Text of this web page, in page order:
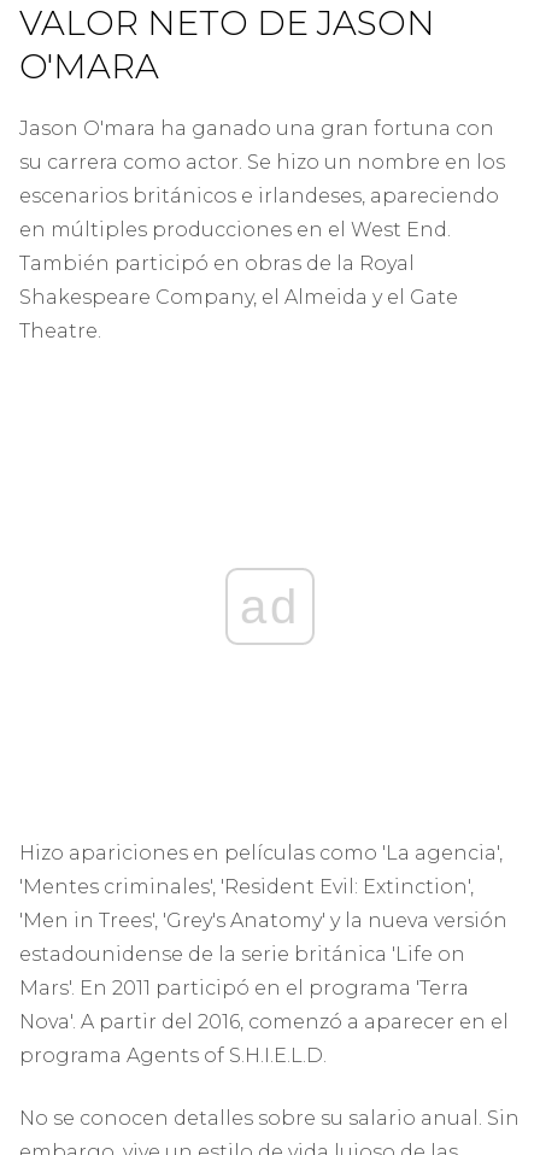
VALOR NETO DE JASON
O'MARA
Jason O'mara ha ganado una gran fortuna con
su carrera como actor. Se hizo un nombre en los
escenarios británicos e irlandeses, apareciendo
en múltiples producciones en el West End.
También participó en obras de la Royal
Shakespeare Company, el Almeida y el Gate
Theatre.
ad
Hizo apariciones en películas como 'La agencia',
'Mentes criminales', 'Resident Evil: Extinction',
'Men in Trees', 'Grey's Anatomy' y la nueva versión
estadounidense de la serie británica 'Life on
Mars'. En 2011 participó en el programa 'Terra
Nova'. A partir del 2016, comenzó a aparecer en el
programa Agents of S.H.I.E.L.D.
No se conocen detalles sobre su salario anual. Sin